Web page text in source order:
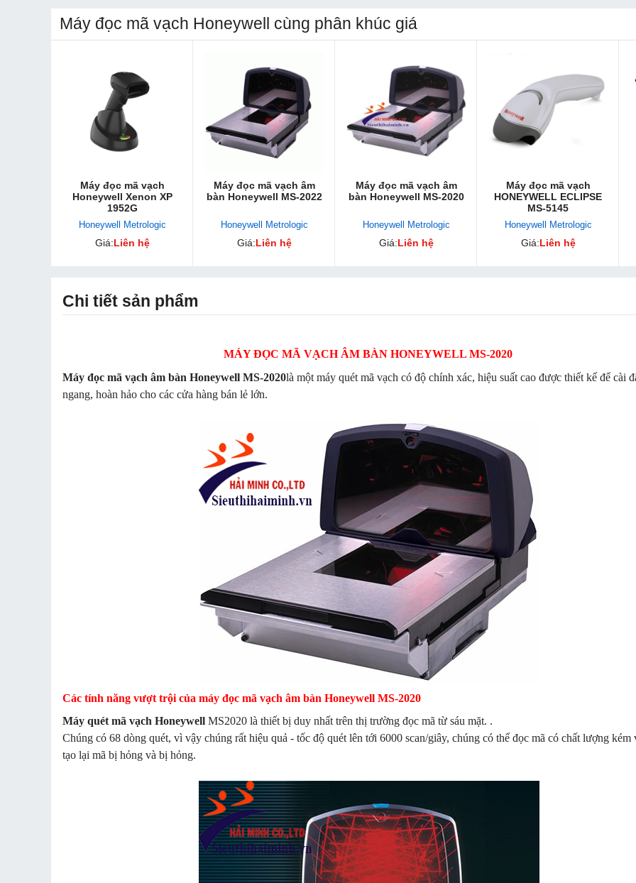
Máy đọc mã vạch Honeywell cùng phân khúc giá
Máy đọc mã vạch
Honeywell Xenon XP
1952G
Honeywell Metrologic
Giá:Liên hệ
Máy đọc mã vạch âm
bàn Honeywell MS-2022
Honeywell Metrologic
Giá:Liên hệ
Máy đọc mã vạch âm
bàn Honeywell MS-2020
Honeywell Metrologic
Giá:Liên hệ
Máy đọc mã vạch
HONEYWELL ECLIPSE
MS-5145
Honeywell Metrologic
Giá:Liên hệ
Chi tiết sản phẩm
MÁY ĐỌC MÃ VẠCH ÂM BÀN HONEYWELL MS-2020
Máy đọc mã vạch âm bàn Honeywell MS-2020là một máy quét mã vạch có độ chính xác, hiệu suất cao được thiết kế để cài
ngang, hoàn hảo cho các cửa hàng bán lẻ lớn.
Các tính năng vượt trội của máy đọc mã vạch âm bàn Honeywell MS-2020
Máy quét mã vạch Honeywell MS2020 là thiết bị duy nhất trên thị trường đọc mã từ sáu mặt. .
Chúng có 68 dòng quét, vì vậy chúng rất hiệu quả - tốc độ quét lên tới 6000 scan/giây, chúng có thể đọc mã có chất lượng kém
tạo lại mã bị hỏng và bị hỏng.